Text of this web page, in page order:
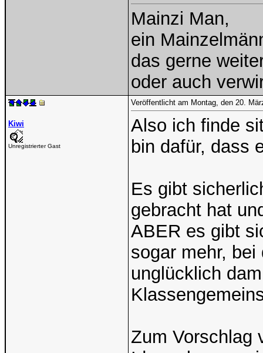
Mainzi Man,
ein
das gerne
oder auch
Kiwi
Unregistrierter Gast
Veröffentlicht am Montag, den 20.
Also ich finde
bin dafür, dass
Es gibt
gebracht hat
ABER es gibt
sogar mehr,
unglücklich
Zum Vorschlag